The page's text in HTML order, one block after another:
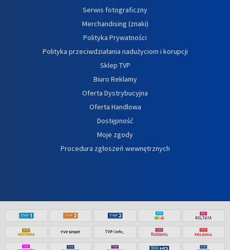
Serwis fotograficzny
Merchandising (znaki)
Polityka Prywatności
Polityka przeciwdziałania nadużyciom i korupcji
Sklep TVP
Biuro Reklamy
Oferta Dystrybucyjna
Oferta Handlowa
Dostępność
Moje zgody
Procedura zgłoszeń wewnętrznych